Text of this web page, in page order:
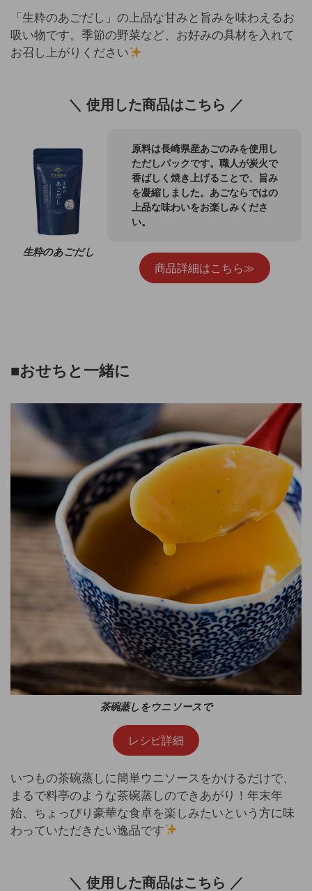
「生粋のあごだし」の上品な甘みと旨みを味わえるお
吸い物です。季節の野菜など、お好みの具材を入れて
お召し上がりください
＼ 使用した商品はこちら ／
生粋のあごだし
原料は長崎県産あごのみを使用し
ただしパックです。職人が炭火で
香ばしく焼き上げることで、旨み
を凝縮しました。あごならではの
上品な味わいをお楽しみくださ
い。
商品詳細はこちら≫
■おせちと一緒に
茶碗蒸しをウニソースで
レシピ詳細
いつもの茶碗蒸しに簡単ウニソースをかけるだけで、
まるで料亭のような茶碗蒸しのできあがり！年末年
始、ちょっぴり豪華な食卓を楽しみたいという方に味
わっていただきたい逸品です
＼ 使用した商品はこちら ／